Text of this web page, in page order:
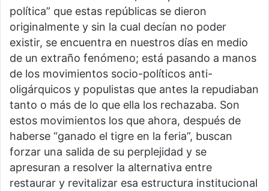
política” que estas repúblicas se dieron
originalmente y sin la cual decían no poder
existir, se encuentra en nuestros días en medio
de un extraño fenómeno; está pasando a manos
de los movimientos socio-políticos anti-
oligárquicos y populistas que antes la repudiaban
tanto o más de lo que ella los rechazaba. Son
estos movimientos los que ahora, después de
haberse “ganado el tigre en la feria”, buscan
forzar una salida de su perplejidad y se
apresuran a resolver la alternativa entre
restaurar y revitalizar esa estructura institucional